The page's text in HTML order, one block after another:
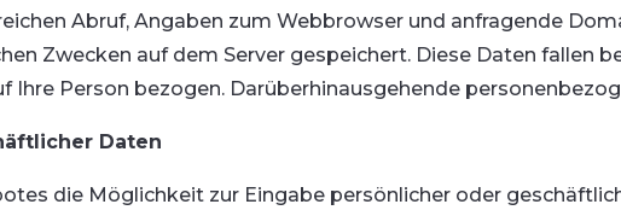
Abruf, Angaben zum Webbrowser und anfragende
Zwecken auf dem Server gespeichert. Diese Daten fallen
Ihre Person bezogen. Darüberhinausgehende
Daten
die Möglichkeit zur Eingabe persönlicher oder